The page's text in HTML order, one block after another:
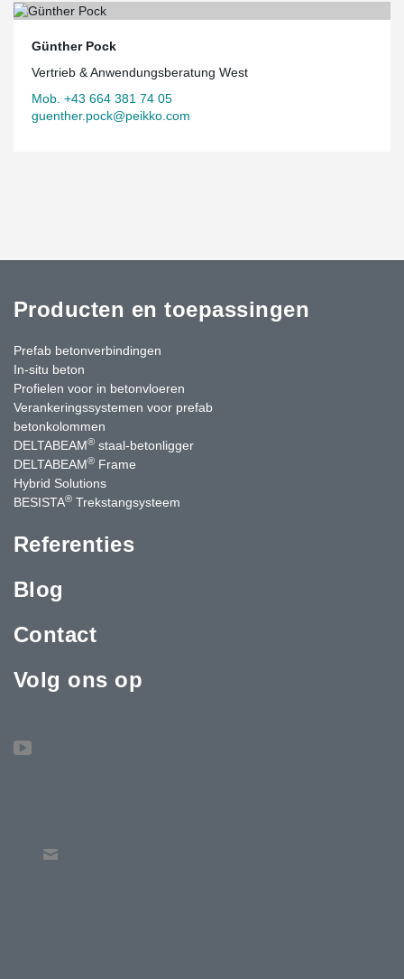
Günther Pock
Vertrieb & Anwendungsberatung West
Mob. +43 664 381 74 05
guenther.pock@peikko.com
Producten en toepassingen
Prefab betonverbindingen
In-situ beton
Profielen voor in betonvloeren
Verankeringssystemen voor prefab
betonkolommen
DELTABEAM® staal-betonligger
DELTABEAM® Frame
Hybrid Solutions
BESISTA® Trekstangsysteem
Referenties
Blog
Contact
Volg ons op